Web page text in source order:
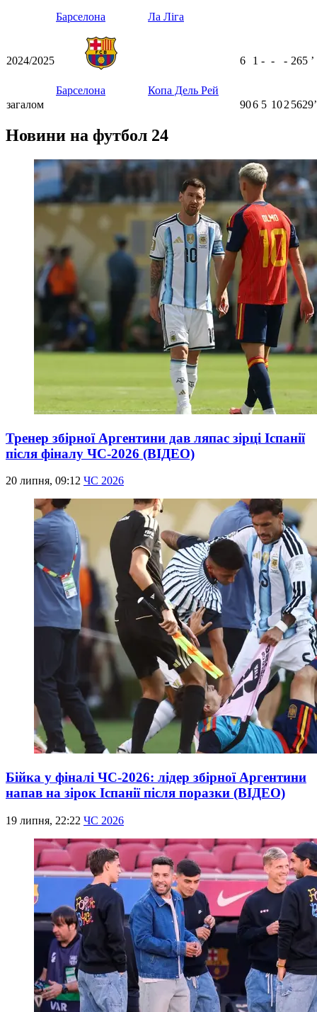
Барселона Ла Ліга
2024/2025
Барселона Копа Дель Рей
6 1 - - - 265 ʼ
загалом 906 5 102 5629ʼ
Новини на футбол 24
Тренер збірної Аргентини дав ляпас зірці Іспанії
після фіналу ЧС-2026 (ВІДЕО)
20 липня, 09:12 ЧС 2026
Бійка у фіналі ЧС-2026: лідер збірної Аргентини
напав на зірок Іспанії після поразки (ВІДЕО)
19 липня, 22:22 ЧС 2026